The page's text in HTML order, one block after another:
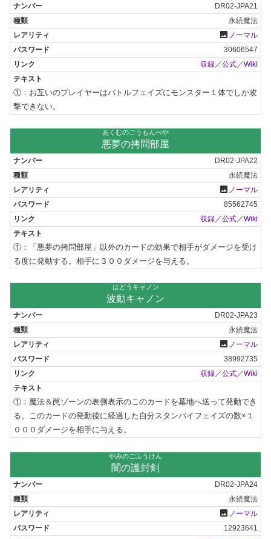
DR02-JPA21
永続魔法
photo ノーマル
30606547
収録 ／公式 ／Wiki
①：お互いのプレイヤーはバトルフェイズにモンスター１体でしか攻
撃できない。
あくむのごうもんべや
悪夢の拷問部屋
DR02-JPA22
永続魔法
photo ノーマル
85562745
収録／公式／Wiki
①：「悪夢の拷問部屋」以外のカードの効果で相手がダメージを受け
る度に発動する。相手に３００ダメージを与える。
はどうキャノン
波動キャノン
DR02-JPA23
永続魔法
photo ノーマル
38992735
収録／公式／Wiki
①：魔法＆罠ゾーンの表側表示のこのカードを墓地へ送って発動でき
る。このカードの発動後に経過した自分スタンバイフェイズの数×１
０００ダメージを相手に与える。
やみのごふうけん
闇の護封剣
DR02-JPA24
永続魔法
photo ノーマル
12923641